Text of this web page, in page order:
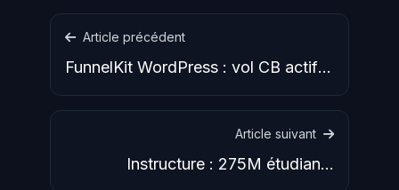
Article précédent
FunnelKit WordPress : vol CB actif
sur 40 000 boutiques
Article suivant
Instructure : 275M étudiants